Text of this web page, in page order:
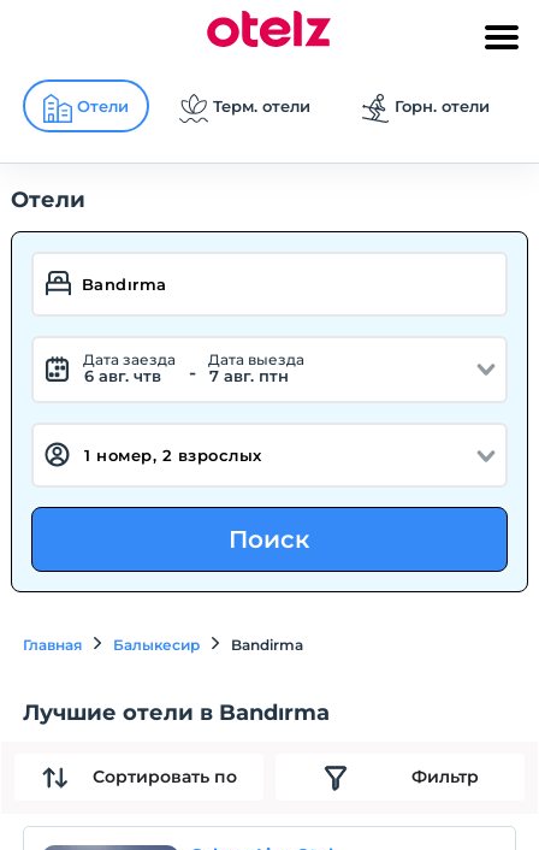
Отели Терм. отели Горн. отели
Отели
Дата заезда
6 авг. чтв -
Дата выезда
7 авг. птн
Поиск
Главная Балыкесир Bandirma
Лучшие отели в Bandırma
Сортировать по Фильтр